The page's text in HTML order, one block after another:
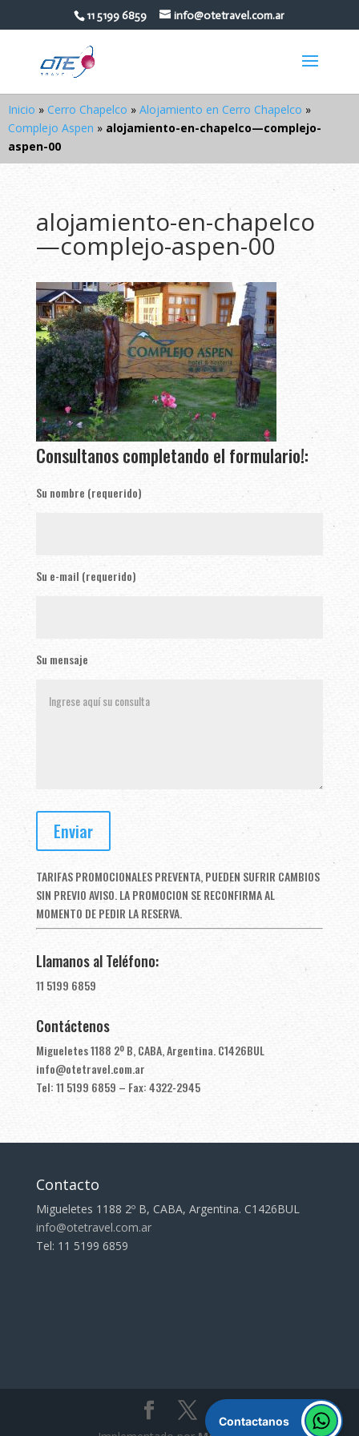
11 5199 6859 info@otetravel.com.ar
Inicio » Cerro Chapelco » Alojamiento en Cerro Chapelco »
Complejo Aspen » alojamiento-en-chapelco—complejo-
aspen-00
alojamiento-en-chapelco
—complejo-aspen-00
Consultanos completando el formulario!:
Su nombre (requerido)
Su e-mail (requerido)
Su mensaje
TARIFAS PROMOCIONALES PREVENTA, PUEDEN SUFRIR CAMBIOS
SIN PREVIO AVISO. LA PROMOCION SE RECONFIRMA AL
MOMENTO DE PEDIR LA RESERVA.
Llamanos al Teléfono:
11 5199 6859
Contáctenos
Migueletes 1188 2º B, CABA, Argentina. C1426BUL
info@otetravel.com.ar
Tel: 11 5199 6859 – Fax: 4322-2945
Contacto
Migueletes 1188 2º B, CABA, Argentina. C1426BUL
info@otetravel.com.ar
Tel: 11 5199 6859
Contactanos